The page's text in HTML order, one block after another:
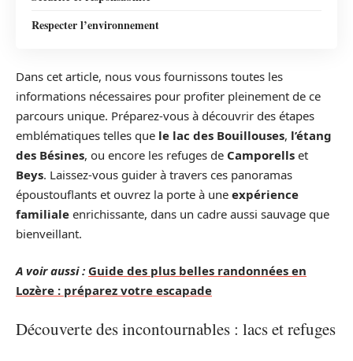
Respecter l’environnement
Dans cet article, nous vous fournissons toutes les
informations nécessaires pour profiter pleinement de ce
parcours unique. Préparez-vous à découvrir des étapes
emblématiques telles que le lac des Bouillouses, l’étang
des Bésines, ou encore les refuges de Camporells et
Beys. Laissez-vous guider à travers ces panoramas
époustouflants et ouvrez la porte à une expérience
familiale enrichissante, dans un cadre aussi sauvage que
bienveillant.
A voir aussi : Guide des plus belles randonnées en
Lozère : préparez votre escapade
Découverte des incontournables : lacs et refuges